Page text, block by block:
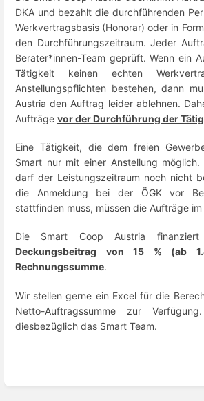
DKA und bezahlt die durchführenden
Werkvertragsbasis (Honorar) oder in
den Durchführungszeitraum. Jeder
Berater*innen-Team geprüft. Wenn ein
Tätigkeit keinen echten
Anstellungspflichten bestehen, dann
Austria den Auftrag leider ablehnen.
Aufträge vor der Durchführung der
Eine Tätigkeit, die dem freien
Smart nur mit einer Anstellung möglich.
darf der Leistungszeitraum noch nicht
die Anmeldung bei der ÖGK vor
stattfinden muss, müssen die Aufträge
Die Smart Coop Austria
Deckungsbeitrag von 15 % (ab
Rechnungssumme.
Wir stellen gerne ein Excel für die
Netto-Auftragssumme zur
diesbezüglich das Smart Team.